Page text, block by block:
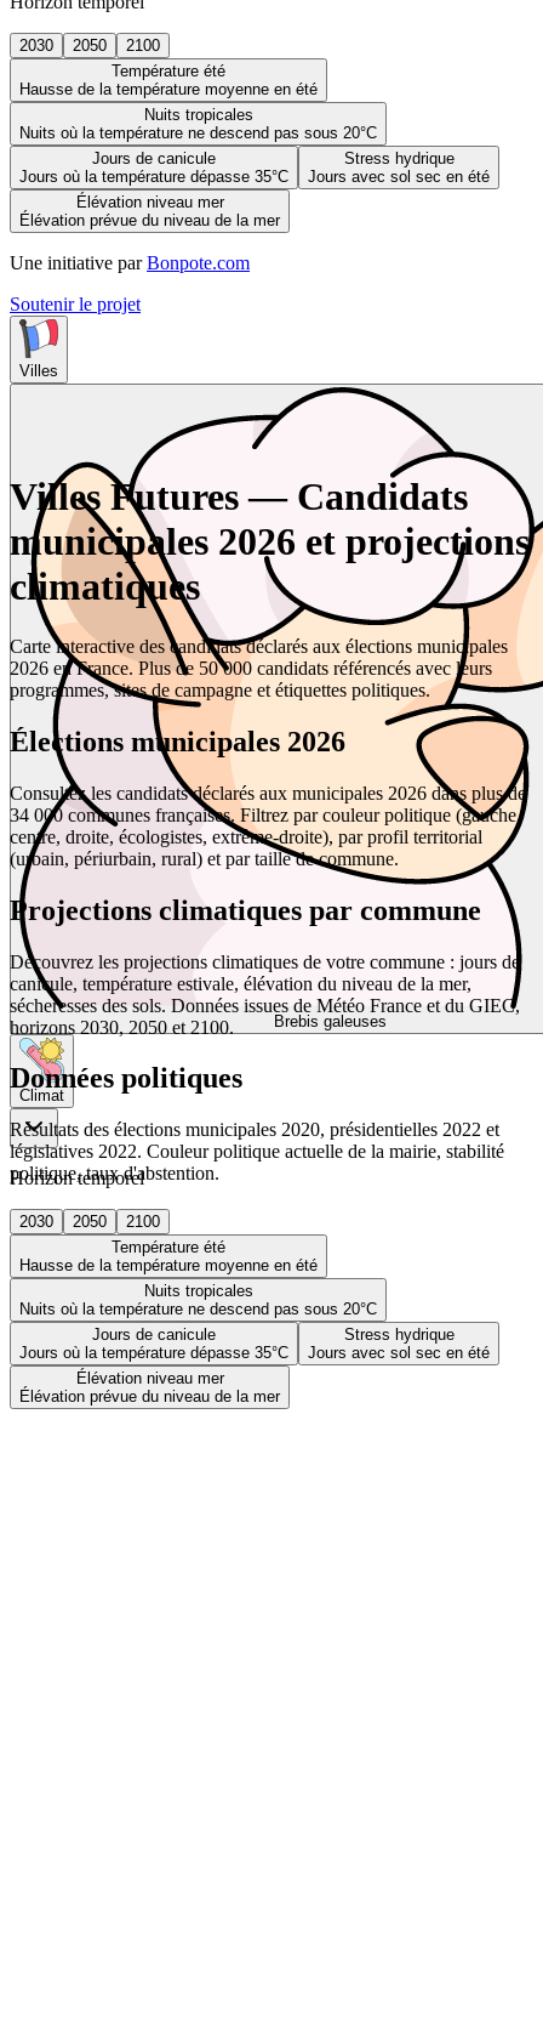
2030 2050
2100
Température été
Hausse de la température moyenne en été
Nuits tropicales
Nuits où la température ne descend pas sous 20°C
Jours de canicule
Jours où la température dépasse 35°C
Stress hydrique
Jours avec sol sec en été
Élévation niveau mer
Élévation prévue du niveau de la mer
Une initiative par Bonpote.com
Soutenir le projet
Villes
Brebis galeuses
Climat
Horizon temporel
2030 2050
2100
Température été
Hausse de la température moyenne en été
Nuits tropicales
Nuits où la température ne descend pas sous 20°C
Jours de canicule
Jours où la température dépasse 35°C
Stress hydrique
Jours avec sol sec en été
Élévation niveau mer
Élévation prévue du niveau de la mer
Villes Futures — Candidats
municipales 2026 et projections
climatiques
Carte interactive des candidats déclarés aux élections municipales
2026 en France. Plus de 50 000 candidats référencés avec leurs
programmes, sites de campagne et étiquettes politiques.
Élections municipales 2026
Consultez les candidats déclarés aux municipales 2026 dans plus de
34 000 communes françaises. Filtrez par couleur politique (gauche,
centre, droite, écologistes, extrême-droite), par profil territorial
(urbain, périurbain, rural) et par taille de commune.
Projections climatiques par commune
Découvrez les projections climatiques de votre commune : jours de
canicule, température estivale, élévation du niveau de la mer,
sécheresses des sols. Données issues de Météo France et du GIEC,
horizons 2030, 2050 et 2100.
Données politiques
Résultats des élections municipales 2020, présidentielles 2022 et
législatives 2022. Couleur politique actuelle de la mairie, stabilité
politique, taux d'abstention.